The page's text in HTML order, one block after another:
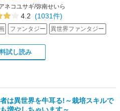
ネコユサギ/弥南せいら
4.2 (1031件)
ファンタジー 異世界ファンタジー
試し読み
は異世界を牛耳る!～栽培スキルで
増やしちゃいます～